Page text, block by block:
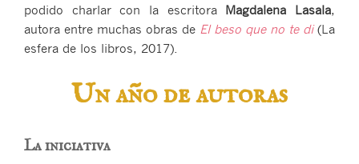
podido charlar con la escritora Magdalena Lasala,
autora entre muchas obras de El beso que no te di (La
esfera de los libros, 2017).
Un año de autoras
La iniciativa